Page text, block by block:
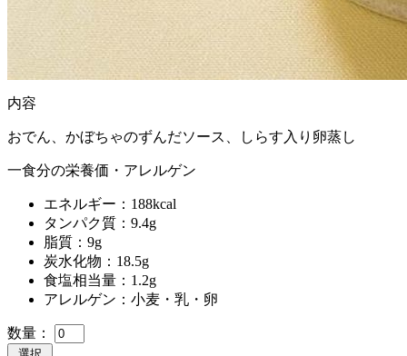
内容
おでん、かぼちゃのずんだソース、しらす入り卵蒸し
一食分の栄養価・アレルゲン
エネルギー：188kcal
タンパク質：9.4g
脂質：9g
炭水化物：18.5g
食塩相当量：1.2g
アレルゲン：小麦・乳・卵
数量：